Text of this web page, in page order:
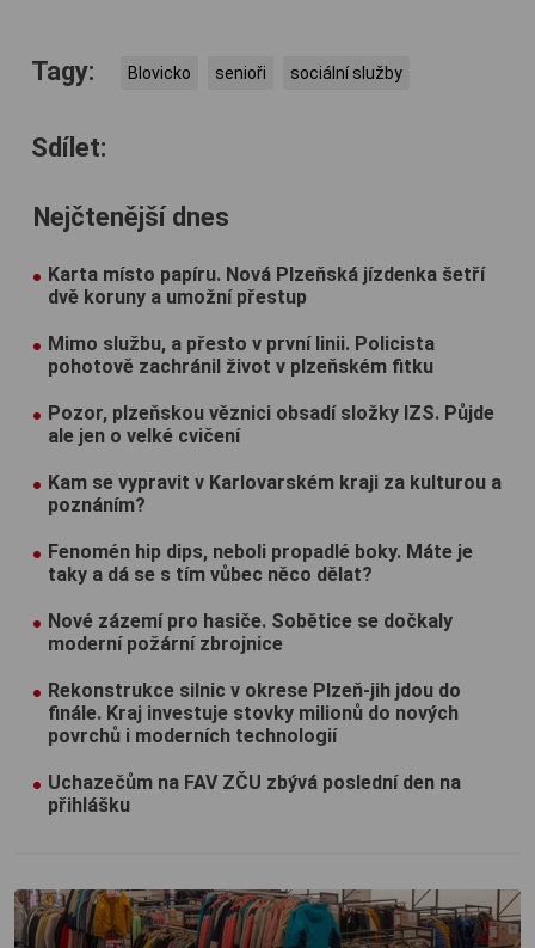
Tagy: Blovicko senioři sociální služby
Sdílet:
Nejčtenější dnes
Karta místo papíru. Nová Plzeňská jízdenka šetří
dvě koruny a umožní přestup
Mimo službu, a přesto v první linii. Policista
pohotově zachránil život v plzeňském fitku
Pozor, plzeňskou věznici obsadí složky IZS. Půjde
ale jen o velké cvičení
Kam se vypravit v Karlovarském kraji za kulturou a
poznáním?
Fenomén hip dips, neboli propadlé boky. Máte je
taky a dá se s tím vůbec něco dělat?
Nové zázemí pro hasiče. Sobětice se dočkaly
moderní požární zbrojnice
Rekonstrukce silnic v okrese Plzeň-jih jdou do
finále. Kraj investuje stovky milionů do nových
povrchů i moderních technologií
Uchazečům na FAV ZČU zbývá poslední den na
přihlášku